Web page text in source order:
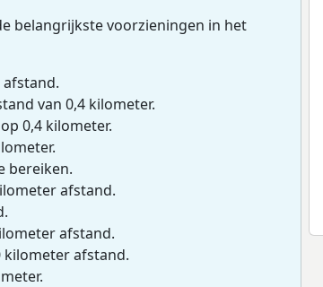
belangrijkste voorzieningen in het
van 0,4 kilometer.
0,4 kilometer.
bereiken.
afstand.
afstand.
kilometer afstand.